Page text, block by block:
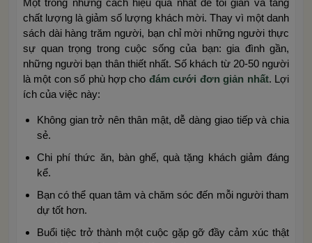
Một trong những cách hiệu quả nhất để tối giản và tăng
chất lượng là giảm số lượng khách mời. Thay vì một danh
sách dài hàng trăm người, bạn chỉ mời những người thực
sự quan trọng trong cuộc sống của bạn: gia đình gần,
những người bạn thân thiết nhất. Số khách từ 20-50 người
là một con số phù hợp cho đám cưới đơn giản nhất. Lợi
ích của việc này:
Không gian trở nên thân mật, dễ dàng giao tiếp và chia
sẻ.
Chi phí thức ăn, bàn ghế, quà tặng khách giảm đáng
kể.
Bạn có thể quan tâm và chăm sóc đến mỗi người tham
dự tốt hơn.
Buổi tiệc trở thành một cuộc gặp gỡ đầy cảm xúc thật